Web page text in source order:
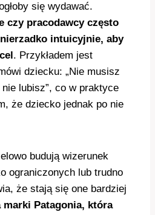
się wydawać.
czy pracodawcy często
intuicyjnie, aby
. Przykładem jest
dziecku: „Nie musisz
lubisz”, co w praktyce
że dziecko jednak po nie
budują wizerunek
ograniczonych lub trudno
że stają się one bardziej
marki Patagonia, która